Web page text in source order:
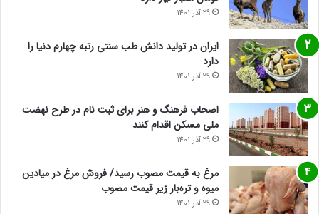
29 آذر 1401
ایران در تولید دانش طب سنتی رتبه چهارم دنیا را
دارد
29 آذر 1401
اصحاب فرهنگ و هنر برای ثبت نام در طرح نهضت
ملی مسکن اقدام کنند
29 آذر 1401
مرغ به قیمت مصوب رسید/ فروش مرغ در میادین
میوه و تره‌بار زیر قیمت مصوب
29 آذر 1401